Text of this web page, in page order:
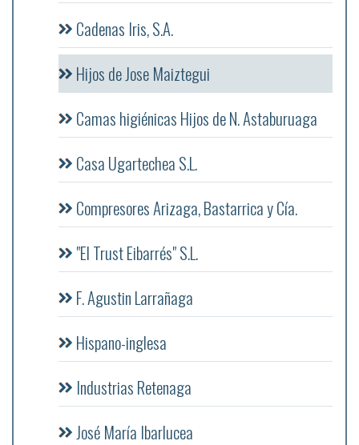
Cadenas Iris, S.A.
Hijos de Jose Maiztegui
Camas higiénicas Hijos de N. Astaburuaga
Casa Ugartechea S.L.
Compresores Arizaga, Bastarrica y Cía.
"El Trust Eibarrés" S.L.
F. Agustin Larrañaga
Hispano-inglesa
Industrias Retenaga
José María Ibarlucea